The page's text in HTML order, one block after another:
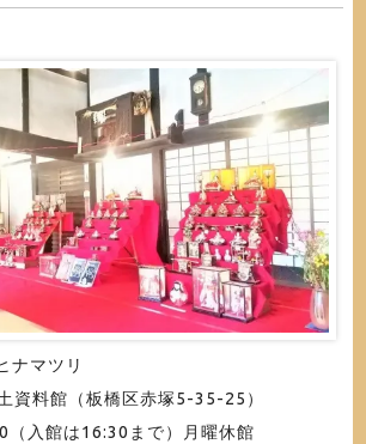
ナマツリ
資料館（板橋区赤塚5-35-25）
（入館は16:30まで）月曜休館